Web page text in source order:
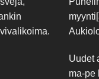
Uudet
ma-pe